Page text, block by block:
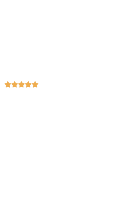
